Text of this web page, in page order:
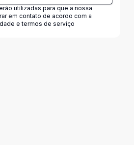
utilizadas para que a nossa
em contato de acordo com a
e termos de serviço